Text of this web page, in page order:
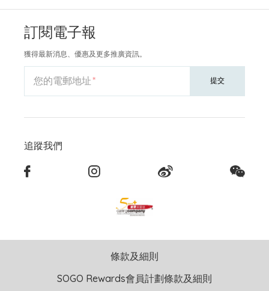
訂閱電子報
獲得最新消息、優惠及更多推廣資訊。
您的電郵地址 提交
追蹤我們
條款及細則
SOGO Rewards會員計劃條款及細則